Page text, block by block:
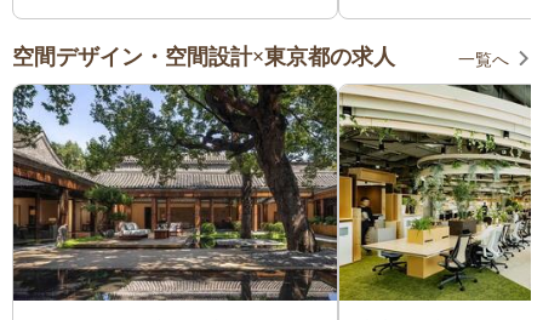
空間デザイン・空間設計×東京都の求人 一覧へ